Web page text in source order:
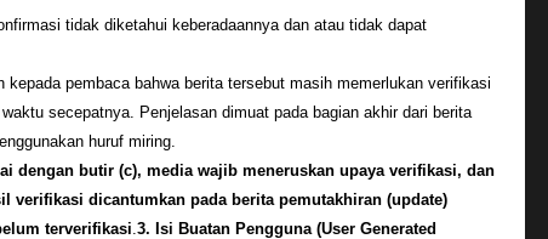
tidak diketahui keberadaannya dan atau tidak dapat
kepada pembaca bahwa berita tersebut masih memerlukan verifikasi
secepatnya. Penjelasan dimuat pada bagian akhir dari berita
huruf miring.
dengan butir (c), media wajib meneruskan upaya verifikasi, dan
verifikasi dicantumkan pada berita pemutakhiran (update)
terverifikasi 3. Isi Buatan Pengguna (User Generated